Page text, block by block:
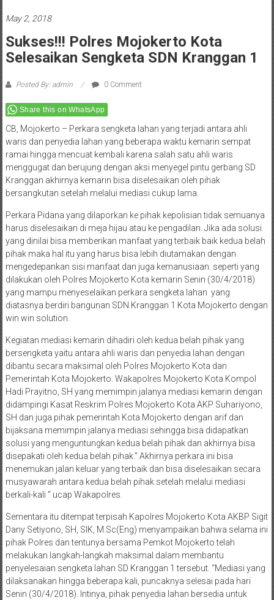
May 2, 2018
Sukses!!! Polres Mojokerto Kota
Selesaikan Sengketa SDN Kranggan 1
Posted By: admin 0 Comment
Share this on WhatsApp
CB, Mojokerto – Perkara sengketa lahan yang terjadi antara ahli
waris dan penyedia lahan yang beberapa waktu kemarin sempat
ramai hingga mencuat kembali karena salah satu ahli waris
menggugat dan berujung dengan aksi menyegel pintu gerbang SD
Kranggan akhirnya kemarin bisa diselesaikan oleh pihak
bersangkutan setelah melalui mediasi cukup lama.
Perkara Pidana yang dilaporkan ke pihak kepolisian tidak semuanya
harus diselesaikan di meja hijau atau ke pengadilan. Jika ada solusi
yang dinilai bisa memberikan manfaat yang terbaik baik kedua belah
pihak maka hal itu yang harus bisa lebih diutamakan dengan
mengedepankan sisi manfaat dan juga kemanusiaan. seperti yang
dilakukan oleh Polres Mojokerto Kota kemarin Senin (30/4/2018)
yang mampu menyeselaikan perkara sengketa lahan yang
diatasnya berdiri bangunan SDN Kranggan 1 Kota Mojokerto dengan
win win solution.
Kegiatan mediasi kemarin dihadiri oleh kedua belah pihak yang
bersengketa yaitu antara ahli waris dan penyedia lahan dengan
dibantu secara maksimal oleh Polres Mojokerto Kota dan
Pemerintah Kota Mojokerto. Wakapolres Mojokerto Kota Kompol
Hadi Prayitno, SH yang memimpin jalanya mediasi kemarin dengan
didampingi Kasat Reskrim Polres Mojokerto Kota AKP Suhariyono,
SH dan juga pihak pemerintah Kota Mojokerto dengan arif dan
bijaksana memimpin jalanya mediasi sehingga bisa didapatkan
solusi yang menguntungkan kedua belah pihak dan akhirnya bisa
disepakati oleh kedua belah pihak.” Akhirnya perkara ini bisa
menemukan jalan keluar yang terbaik dan bisa diselesaikan secara
musyawarah antara kedua belah pihak setelah melalui mediasi
berkali-kali ” ucap Wakapolres.
Sementara itu ditempat terpisah Kapolres Mojokerto Kota AKBP Sigit
Dany Setiyono, SH, SIK, M.Sc(Eng) menyampaikan bahwa selama ini
pihak Polres dan tentunya bersama Pemkot Mojokerto telah
melakukan langkah-langkah maksimal dalam membantu
penyelesaian sengketa lahan SD Kranggan 1 tersebut. “Mediasi yang
dilaksanakan hingga beberapa kali, puncaknya selesai pada hari
Senin (30/4/2018). Intinya, pihak penyedia lahan bersedia untuk